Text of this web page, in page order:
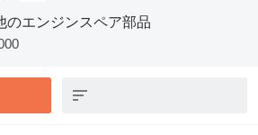
のエンジンスペア部品